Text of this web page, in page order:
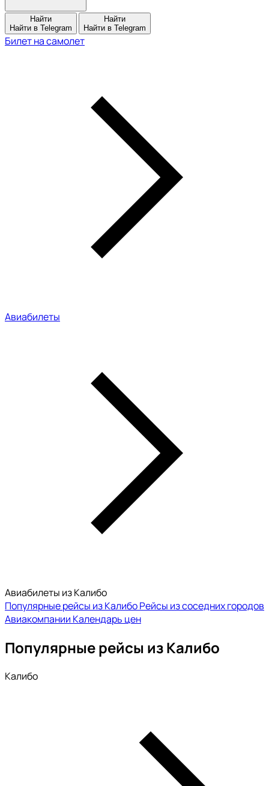
Найти
Найти в Telegram
Найти
Найти в Telegram
Билет на самолет
Авиабилеты
Авиабилеты из Калибо
Популярные рейсы из КалибоРейсы из соседних городов
Авиакомпании Календарь цен
Популярные рейсы из Калибо
Калибо